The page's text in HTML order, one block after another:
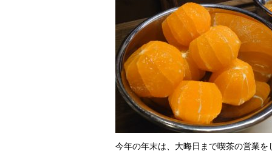
今年の年末は、大晦日まで喫茶の営業